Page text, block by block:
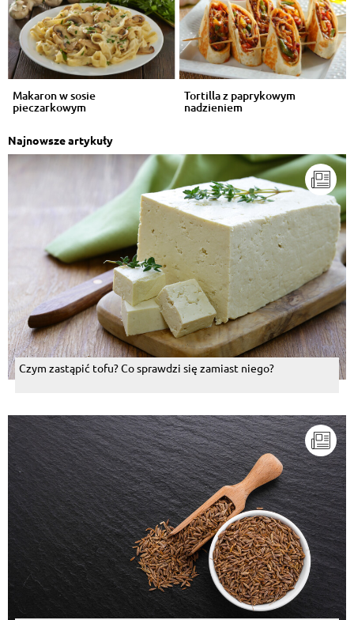
Makaron w sosie
pieczarkowym
Tortilla z paprykowym
nadzieniem
Najnowsze artykuły
Czym zastąpić tofu? Co sprawdzi się zamiast niego?